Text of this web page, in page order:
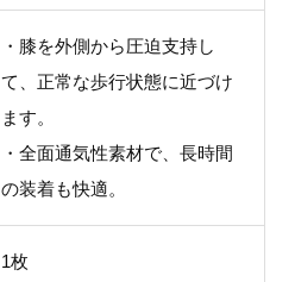
・膝を外側から圧迫支持し
て、正常な歩行状態に近づけ
ます。
・全面通気性素材で、長時間
の装着も快適。
1枚